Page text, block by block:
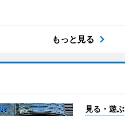
もっと見る
見る・遊ぶ